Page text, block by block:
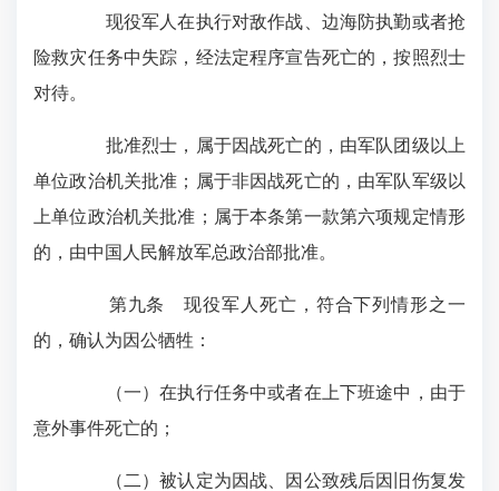
现役军人在执行对敌作战、边海防执勤或者抢
险救灾任务中失踪，经法定程序宣告死亡的，按照烈士
对待。
批准烈士，属于因战死亡的，由军队团级以上
单位政治机关批准；属于非因战死亡的，由军队军级以
上单位政治机关批准；属于本条第一款第六项规定情形
的，由中国人民解放军总政治部批准。
第九条 现役军人死亡，符合下列情形之一
的，确认为因公牺牲：
（一）在执行任务中或者在上下班途中，由于
意外事件死亡的；
（二）被认定为因战、因公致残后因旧伤复发